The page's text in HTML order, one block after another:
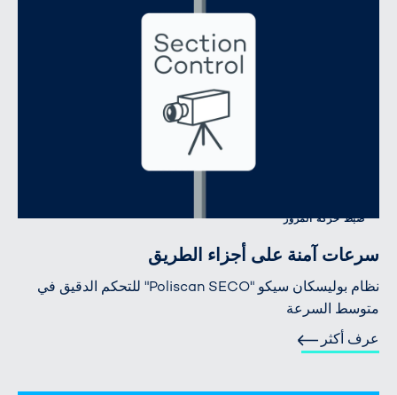
ضبط حركة المرور
سرعات آمنة على أجزاء الطريق
نظام بوليسكان سيكو "Poliscan SECO" للتحكم الدقيق في
متوسط السرعة
عرف أكثر